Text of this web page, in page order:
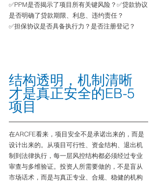
✅PPM是否揭示了项目所有关键风险？✅贷款协议
是否明确了贷款期限、利息、违约责任？
✅担保协议是否具备执行力？是否注册登记？
结构透明，机制清晰
才是真正安全的EB-5
项目
在ARCFE看来，项目安全不是承诺出来的，而是
设计出来的。从项目可行性、资金结构、退出机
制到法律执行，每一层风控结构都必须经过专业
审查与多维验证。投资人所需要做的，不是盲从
市场话术，而是与真正专业、合规、稳健的机构